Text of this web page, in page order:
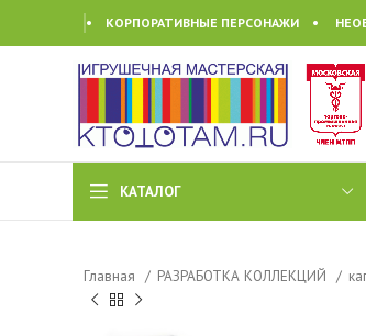
• КОРПОРАТИВНЫЕ ПЕРСОНАЖИ •
КАТАЛОГ
Главная РАЗРАБОТКА КОЛЛЕКЦИЙ